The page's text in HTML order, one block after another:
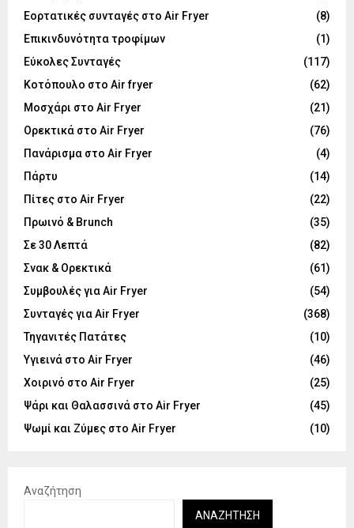
Εορτατικές συνταγές στο Air Fryer
(8)
Επικινδυνότητα τροφίμων
(1)
Εύκολες Συνταγές
(117)
Κοτόπουλο στο Air fryer
(62)
Μοσχάρι στο Air Fryer
(21)
Ορεκτικά στο Air Fryer
(76)
Πανάρισμα στο Air Fryer
(4)
Πάρτυ
(14)
Πίτες στο Air Fryer
(22)
Πρωινό & Brunch
(35)
Σε 30 Λεπτά
(82)
Σνακ & Ορεκτικά
(61)
Συμβουλές για Air Fryer
(54)
Συνταγές για Air Fryer
(368)
Τηγανιτές Πατάτες
(10)
Υγιεινά στο Air Fryer
(46)
Χοιρινό στο Air Fryer
(25)
Ψάρι και Θαλασσινά στο Air Fryer
(45)
Ψωμί και Ζύμες στο Air Fryer
(10)
Αναζήτηση
ΑΝΑΖΉΤΗΣΗ